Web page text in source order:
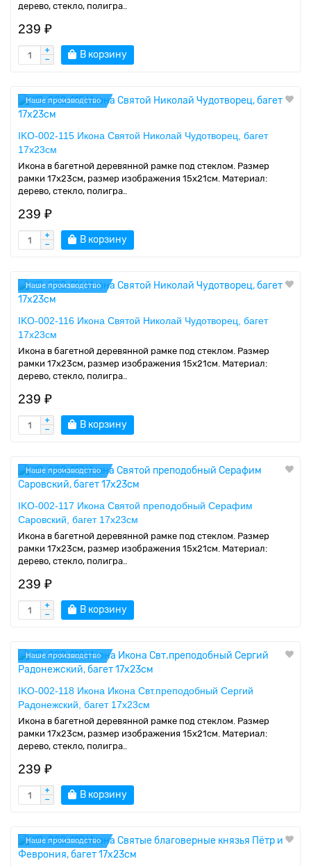
дерево, стекло, полигра..
239 ₽
В корзину
Наше производство
IKO-002-115 Икона Святой Николай Чудотворец, багет
17х23см
Икона в багетной деревянной рамке под стеклом. Размер
рамки 17x23см, размер изображения 15x21см. Материал:
дерево, стекло, полигра..
239 ₽
В корзину
Наше производство
IKO-002-116 Икона Святой Николай Чудотворец, багет
17х23см
Икона в багетной деревянной рамке под стеклом. Размер
рамки 17x23см, размер изображения 15x21см. Материал:
дерево, стекло, полигра..
239 ₽
В корзину
Наше производство
IKO-002-117 Икона Святой преподобный Серафим
Саровский, багет 17х23см
Икона в багетной деревянной рамке под стеклом. Размер
рамки 17x23см, размер изображения 15x21см. Материал:
дерево, стекло, полигра..
239 ₽
В корзину
Наше производство
IKO-002-118 Икона Икона Свт.преподобный Сергий
Радонежский, багет 17х23см
Икона в багетной деревянной рамке под стеклом. Размер
рамки 17x23см, размер изображения 15x21см. Материал:
дерево, стекло, полигра..
239 ₽
В корзину
Наше производство